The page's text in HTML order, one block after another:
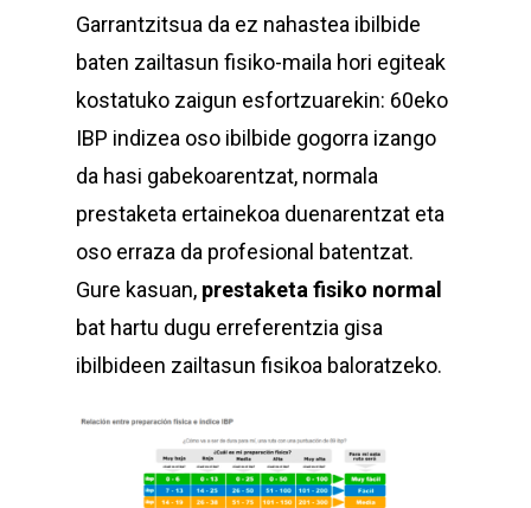
Garrantzitsua da ez nahastea ibilbide
baten zailtasun fisiko-maila hori egiteak
kostatuko zaigun esfortzuarekin: 60eko
IBP indizea oso ibilbide gogorra izango
da hasi gabekoarentzat, normala
prestaketa ertainekoa duenarentzat eta
oso erraza da profesional batentzat.
Gure kasuan, prestaketa fisiko normal
bat hartu dugu erreferentzia gisa
ibilbideen zailtasun fisikoa baloratzeko.